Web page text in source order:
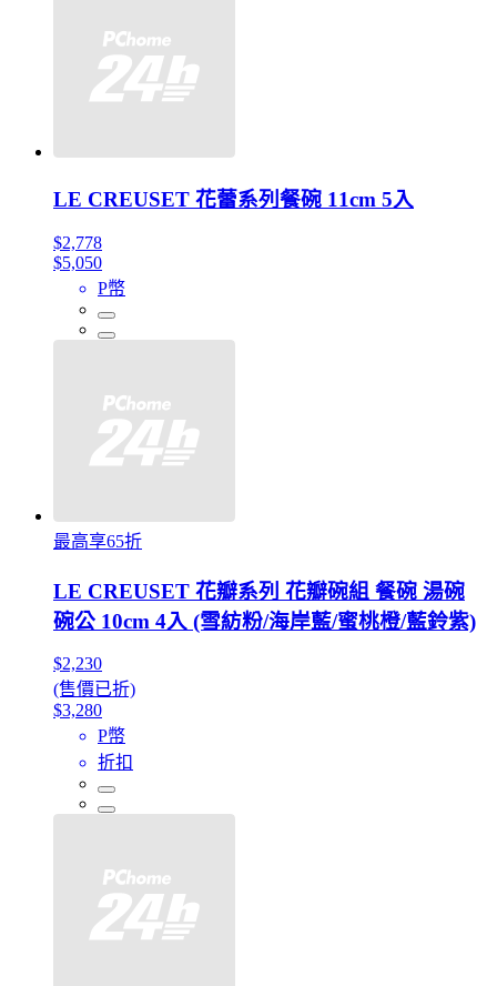
LE CREUSET 花蕾系列餐碗 11cm 5入
$2,778
$5,050
P幣
最高享65折
LE CREUSET 花瓣系列 花瓣碗組 餐碗 湯碗
碗公 10cm 4入 (雪紡粉/海岸藍/蜜桃橙/藍鈴紫)
$2,230
(售價已折)
$3,280
P幣
折扣